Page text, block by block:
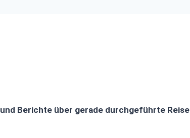
und Berichte über gerade durchgeführte